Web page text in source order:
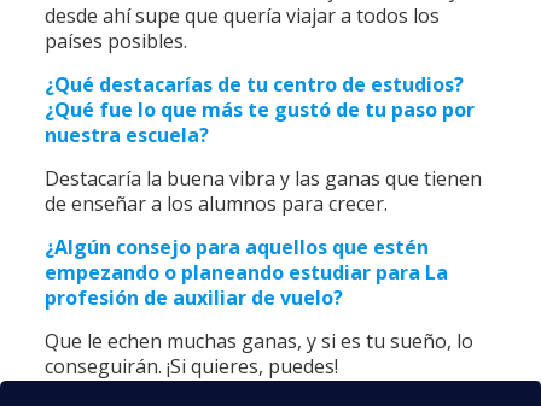
desde ahí supe que quería viajar a todos los
países posibles.
¿Qué destacarías de tu centro de estudios?
¿Qué fue lo que más te gustó de tu paso por
nuestra escuela?
Destacaría la buena vibra y las ganas que tienen
de enseñar a los alumnos para crecer.
¿Algún consejo para aquellos que estén
empezando o planeando estudiar para La
profesión de auxiliar de vuelo?
Que le echen muchas ganas, y si es tu sueño, lo
conseguirán. ¡Si quieres, puedes!